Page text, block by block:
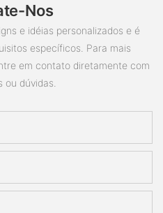
Nos
e idéias personalizados e é
específicos. Para mais
em contato diretamente com
ou dúvidas.